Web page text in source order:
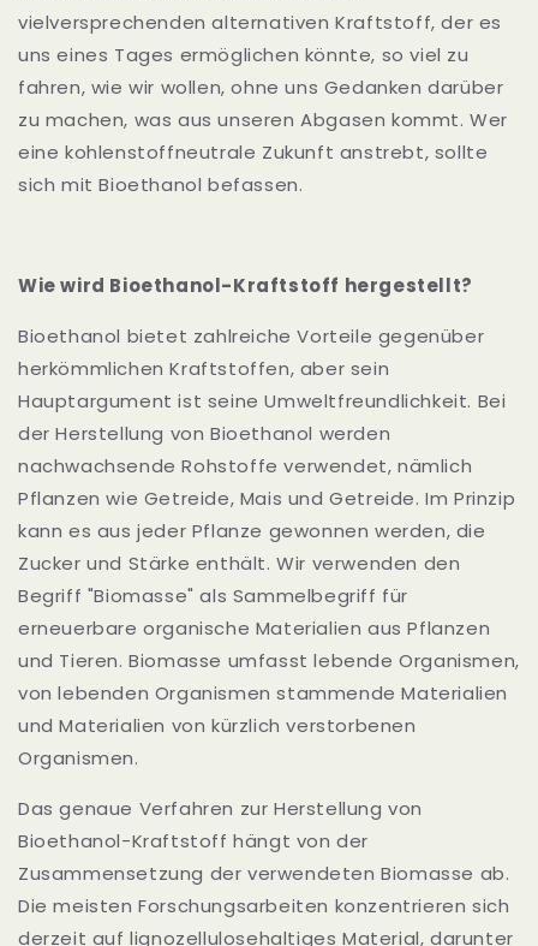
vielversprechenden alternativen Kraftstoff, der es
uns eines Tages ermöglichen könnte, so viel zu
fahren, wie wir wollen, ohne uns Gedanken darüber
zu machen, was aus unseren Abgasen kommt. Wer
eine kohlenstoffneutrale Zukunft anstrebt, sollte
sich mit Bioethanol befassen.
Wie wird Bioethanol-Kraftstoff hergestellt?
Bioethanol bietet zahlreiche Vorteile gegenüber
herkömmlichen Kraftstoffen, aber sein
Hauptargument ist seine Umweltfreundlichkeit. Bei
der Herstellung von Bioethanol werden
nachwachsende Rohstoffe verwendet, nämlich
Pflanzen wie Getreide, Mais und Getreide. Im Prinzip
kann es aus jeder Pflanze gewonnen werden, die
Zucker und Stärke enthält. Wir verwenden den
Begriff "Biomasse" als Sammelbegriff für
erneuerbare organische Materialien aus Pflanzen
und Tieren. Biomasse umfasst lebende Organismen,
von lebenden Organismen stammende Materialien
und Materialien von kürzlich verstorbenen
Organismen.
Das genaue Verfahren zur Herstellung von
Bioethanol-Kraftstoff hängt von der
Zusammensetzung der verwendeten Biomasse ab.
Die meisten Forschungsarbeiten konzentrieren sich
derzeit auf lignozellulosehaltiges Material, darunter